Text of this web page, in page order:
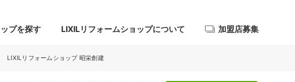
プを探す LIXILリフォームショップについて 加盟店募集
LIXILリフォームショップ 昭栄創建